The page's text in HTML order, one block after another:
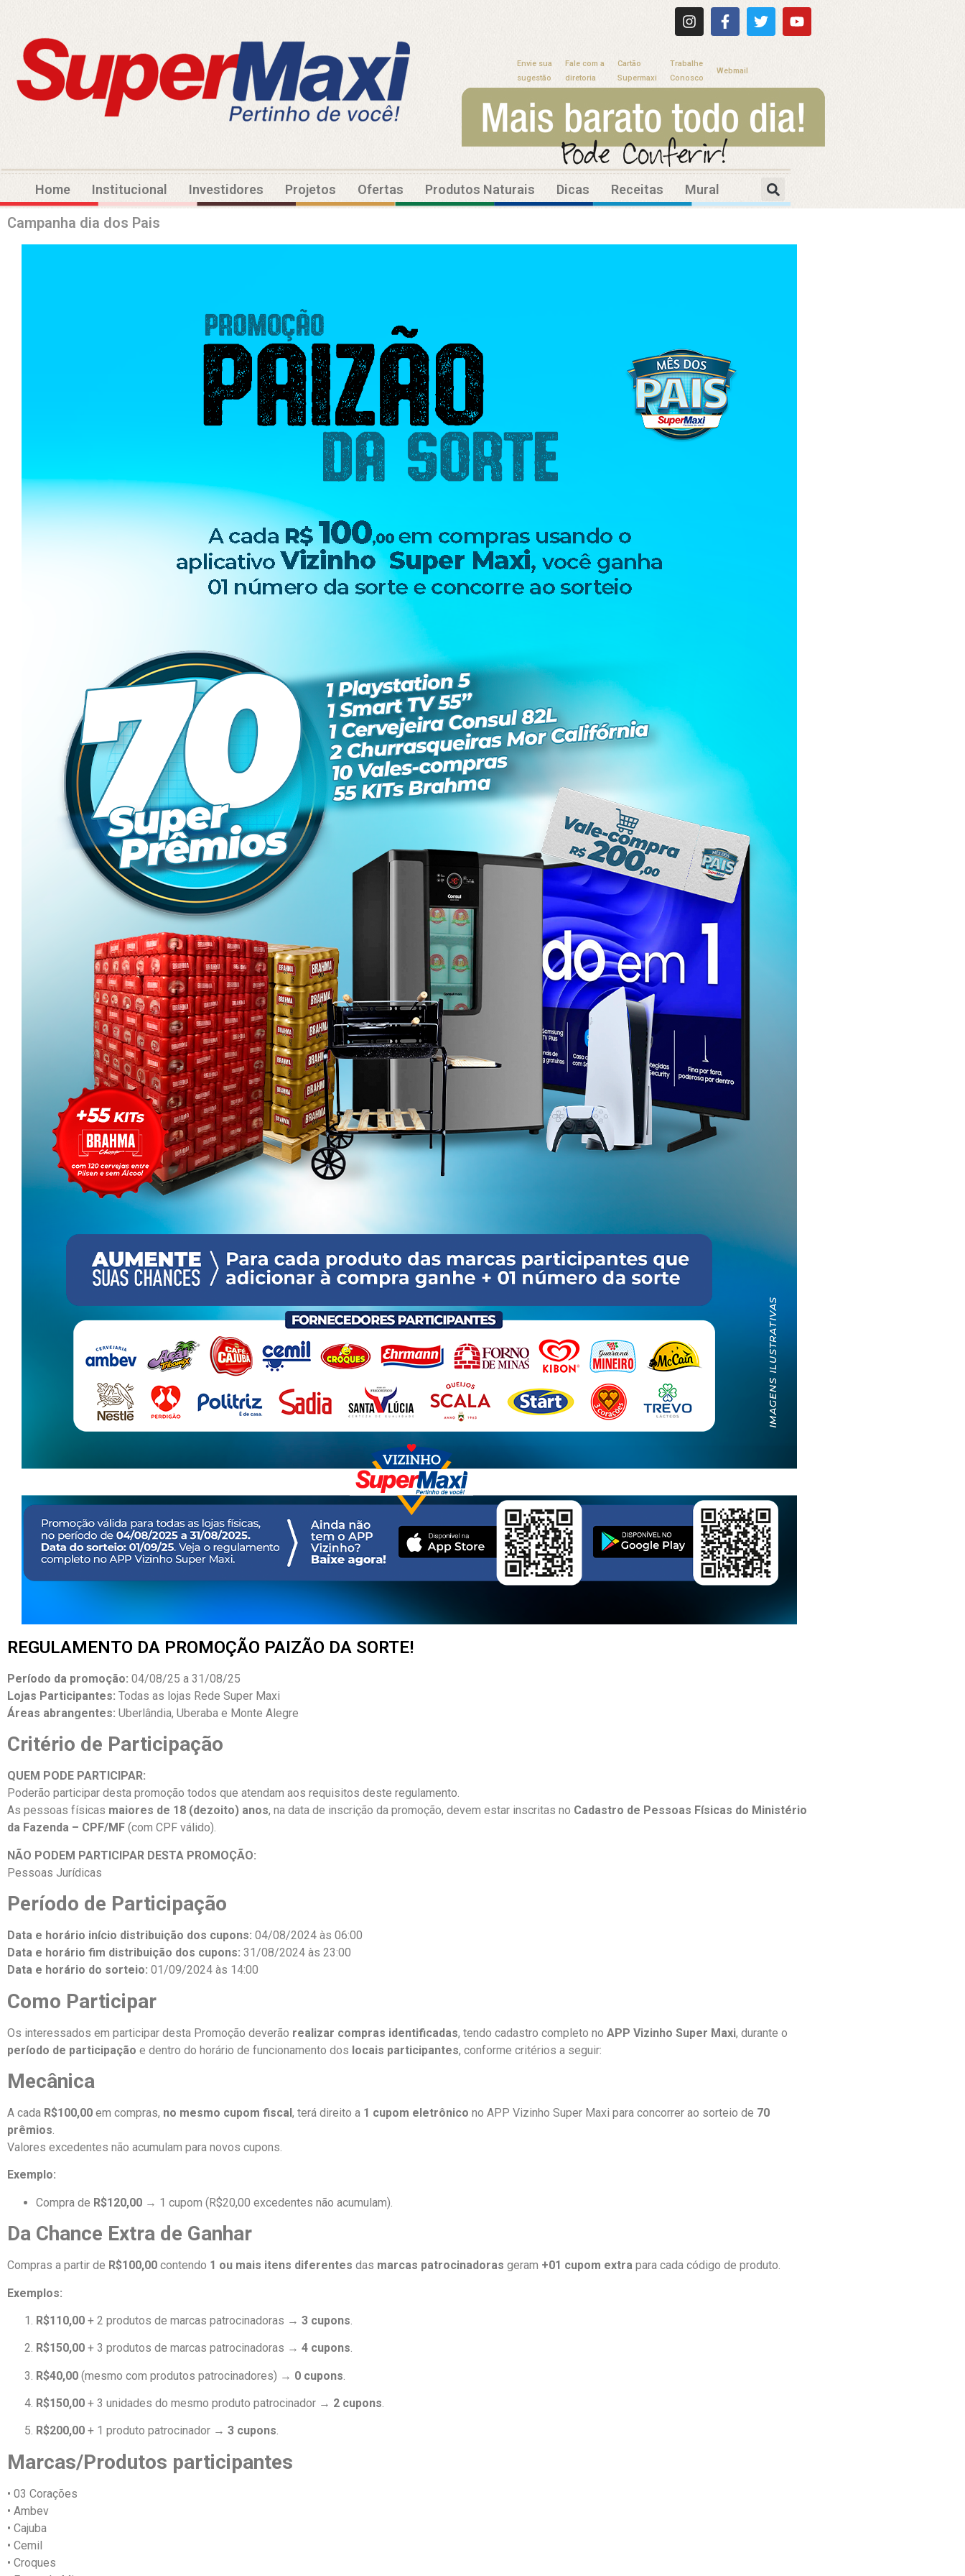
Envie sua
sugestão
Fale com a
diretoria
Cartão
Supermaxi
Trabalhe
Conosco
Webmail
Home Institucional Investidores Projetos Ofertas Produtos Naturais Dicas Receitas Mural
Campanha dia dos Pais
REGULAMENTO DA PROMOÇÃO PAIZÃO DA SORTE!
Período da promoção: 04/08/25 a 31/08/25
Lojas Participantes: Todas as lojas Rede Super Maxi
Áreas abrangentes: Uberlândia, Uberaba e Monte Alegre
Critério de Participação
QUEM PODE PARTICIPAR:
Poderão participar desta promoção todos que atendam aos requisitos deste regulamento.
As pessoas físicas maiores de 18 (dezoito) anos, na data de inscrição da promoção, devem estar inscritas no Cadastro de Pessoas Físicas do Ministério
da Fazenda – CPF/MF (com CPF válido).
NÃO PODEM PARTICIPAR DESTA PROMOÇÃO:
Pessoas Jurídicas
Período de Participação
Data e horário início distribuição dos cupons: 04/08/2024 às 06:00
Data e horário fim distribuição dos cupons: 31/08/2024 às 23:00
Data e horário do sorteio: 01/09/2024 às 14:00
Como Participar
Os interessados em participar desta Promoção deverão realizar compras identificadas, tendo cadastro completo no APP Vizinho Super Maxi, durante o
período de participação e dentro do horário de funcionamento dos locais participantes, conforme critérios a seguir:
Mecânica
A cada R$100,00 em compras, no mesmo cupom fiscal, terá direito a 1 cupom eletrônico no APP Vizinho Super Maxi para concorrer ao sorteio de 70
prêmios.
Valores excedentes não acumulam para novos cupons.
Exemplo:
Compra de R$120,00 → 1 cupom (R$20,00 excedentes não acumulam).
Da Chance Extra de Ganhar
Compras a partir de R$100,00 contendo 1 ou mais itens diferentes das marcas patrocinadoras geram +01 cupom extra para cada código de produto.
Exemplos:
R$110,00 + 2 produtos de marcas patrocinadoras → 3 cupons.
R$150,00 + 3 produtos de marcas patrocinadoras → 4 cupons.
R$40,00 (mesmo com produtos patrocinadores) → 0 cupons
R$150,00 + 3 unidades do mesmo produto patrocinador → 2 cupons.
R$200,00 + 1 produto patrocinador → 3 cupons.
Marcas/Produtos participantes
• 03 Corações
• Ambev
• Cajuba
• Cemil
• Croques